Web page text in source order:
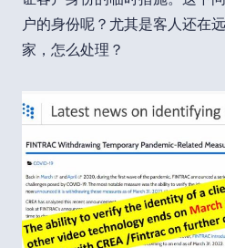
户的身份呢？尤其是客人还在
家，怎么处理？